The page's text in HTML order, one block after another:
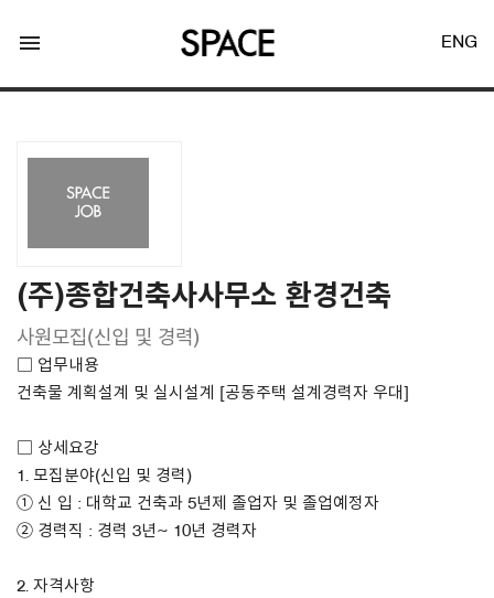
LOGIN
Customer Service
menu ENG
(주)종합건축사사무소 환경건축
사원모집(신입 및 경력)
□ 업무내용
건축물 계획설계 및 실시설계 [공동주택 설계경력자 우대]
□ 상세요강
1. 모집분야(신입 및 경력)
① 신 입 : 대학교 건축과 5년제 졸업자 및 졸업예정자
② 경력직 : 경력 3년~ 10년 경력자
2. 자격사항